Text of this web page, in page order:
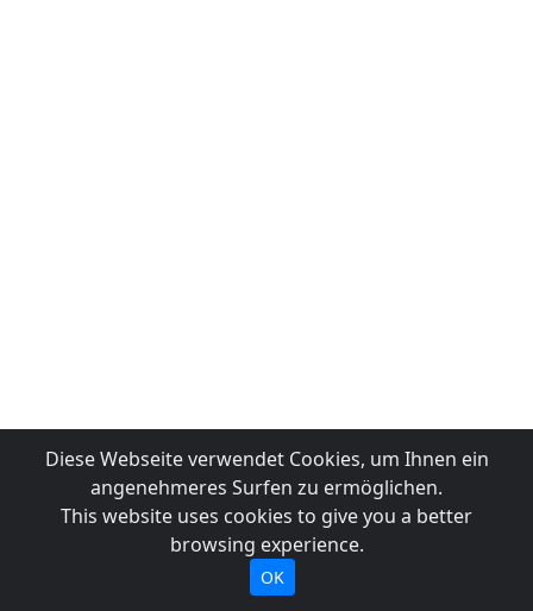
Diese Webseite verwendet Cookies, um Ihnen ein
angenehmeres Surfen zu ermöglichen.
This website uses cookies to give you a better
browsing experience.
OK